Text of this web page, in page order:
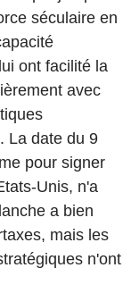
séculaire en
ont facilité la
avec
La date du 9
pour signer
Unis, n'a
a bien
mais les
n'ont